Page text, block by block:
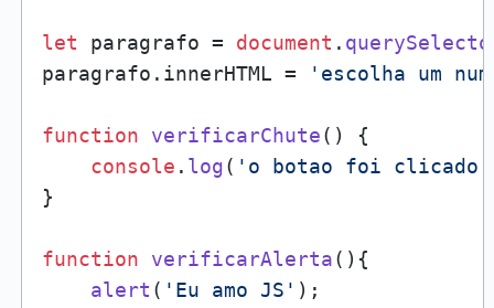
let paragrafo = document .
paragrafo. innerHTML = 'escolha um
function verificarChute( ) {
console . log( 'o botao foi clicado'
}
function verificarAlerta( ){
alert ( 'Eu amo JS' );